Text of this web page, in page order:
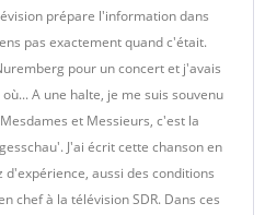
prépare l'information dans
pas exactement quand c'était.
pour un concert et j'avais
A une halte, je me suis souvenu
et Messieurs, c'est la
J'ai écrit cette chanson en
d'expérience, aussi des conditions
chef à la télévision SDR. Dans ces